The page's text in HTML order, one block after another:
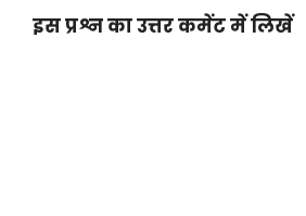
इस प्रश्न का उत्तर कमेंट में लिखें